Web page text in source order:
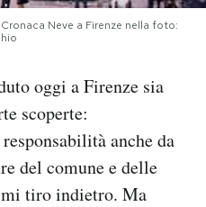
Neve a Firenze nella foto:
oggi a Firenze sia
scoperte:
anche da
del comune e delle
tiro indietro. Ma